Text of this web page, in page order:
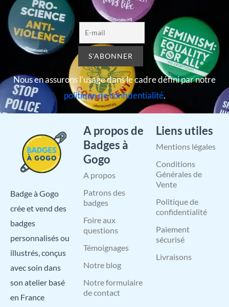
Nous en assurons l’usage dans le cadre défini par notre
politique de confidentialité.
Badge à Gogo
crée et vend des
badges
personnalisés ou
illustrés, conçus
avec soin dans
son atelier basé
en France
A propos de
Badges à
Gogo
A propos
Patrons des
badges
Foire aux
questions
Témoignages
Notre blog
Notre formulaire
de contact
Liens utiles
Mentions légales
Conditions
Générales de
Vente
Politique de
confidentialité
Paiement
sécurisé
Livraisons